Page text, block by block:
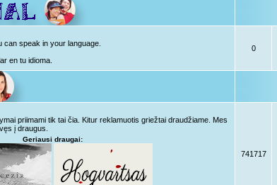
can speak in your language.
en tu idioma.
0
priimami tik tai čia. Kitur reklamuotis griežtai draudžiame. Mes
į draugus.
Geriausi draugai:
741717